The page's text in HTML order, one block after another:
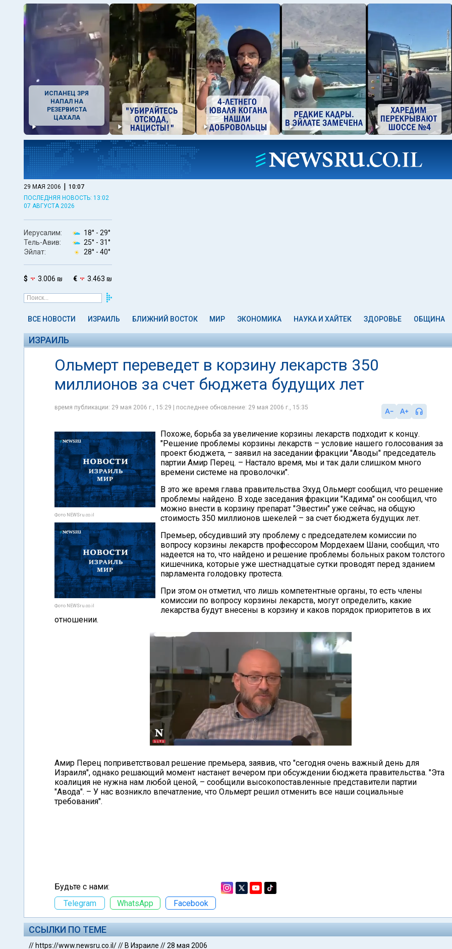
ИСПАНЕЦ ЗРЯ
НАПАЛ НА
РЕЗЕРВИСТА
ЦАХАЛА
29 МАЯ 2006 | 10:07
ПОСЛЕДНЯЯ НОВОСТЬ: 13:02
07 АВГУСТА 2026
Иерусалим: 18° - 29°
Тель-Авив:
25° - 31°
Эйлат:
28° - 40°
$ 3.006 ₪ € 3.463 ₪
ВСЕ НОВОСТИ ИЗРАИЛЬ БЛИЖНИЙ ВОСТОК МИР ЭКОНОМИКА НАУКА И ХАЙТЕК ЗДОРОВЬЕ ОБЩИНА
ИЗРАИЛЬ
Ольмерт переведет в корзину лекарств 350
миллионов за счет бюджета будущих лет
время публикации: 29 мая 2006 г., 15:29 | последнее обновление: 29 мая 2006 г., 15:35
Фото NEWSru.co.il
Фото NEWSru.co.il
Похоже, борьба за увеличение корзины лекарств подходит к концу.
"Решение проблемы корзины лекарств – условие нашего голосования за
проект бюджета, – заявил на заседании фракции "Аводы" председатель
партии Амир Перец. – Настало время, мы и так дали слишком много
времени системе на проволочки".
В это же время глава правительства Эхуд Ольмерт сообщил, что решение
проблемы найдено. В ходе заседания фракции "Кадима" он сообщил, что
можно внести в корзину препарат "Эвестин" уже сейчас, на общую
стоимость 350 миллионов шекелей – за счет бюджета будущих лет.
Премьер, обсудивший эту проблему с председателем комиссии по
вопросу корзины лекарств профессором Мордехаем Шани, сообщил, что
надеется на то, что найдено и решение проблемы больных раком толстого
кишечника, которые уже шестнадцатые сутки проводят перед зданием
парламента голодовку протеста.
При этом он отметил, что лишь компетентные органы, то есть члены
комиссии по вопросу корзины лекарств, могут определить, какие
лекарства будут внесены в корзину и каков порядок приоритетов в их
отношении.
Амир Перец поприветствовал решение премьера, заявив, что "сегодня очень важный день для
Израиля", однако решающий момент настанет вечером при обсуждении бюджета правительства. "Эта
коалиция не нужна нам любой ценой, – сообщили высокопоставленные представители партии
"Авода". – У нас возникло впечатление, что Ольмерт решил отменить все наши социальные
требования".
Будьте с нами:
Telegram
WhatsApp Facebook
ССЫЛКИ ПО ТЕМЕ
// https://www.newsru.co.il/// В Израиле //28 мая 2006